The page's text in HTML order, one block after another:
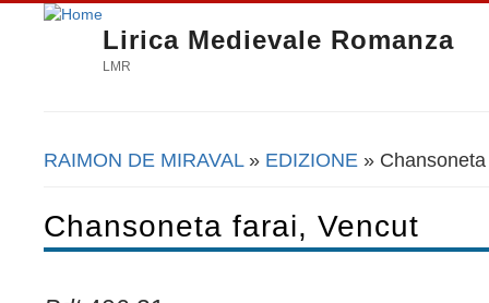
Lirica Medievale Romanza
LMR
Tu sei qui
RAIMON DE MIRAVAL» EDIZIONE »
Chansoneta farai, Vencut